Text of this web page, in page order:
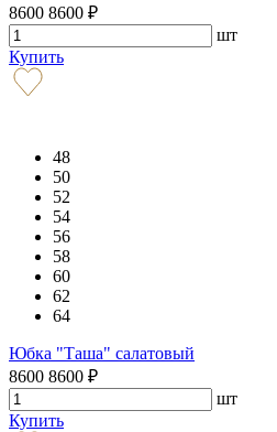
8600 8600 ₽
шт
Купить
48
50
52
54
56
58
60
62
64
Юбка "Таша" салатовый
8600 8600 ₽
шт
Купить